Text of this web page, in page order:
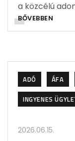
a közcélú
BŐVEBBEN
ADÓ ÁFA
INGYENES
2026.06.15.